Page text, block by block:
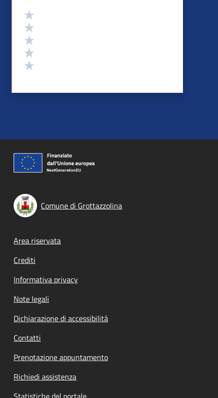
Valutazione
Comune di Grottazzolina
Footer menu
Area riservata
Crediti
Informativa privacy
Note legali
Dichiarazione di accessibilità
Contatti
Prenotazione appuntamento
Richiedi assistenza